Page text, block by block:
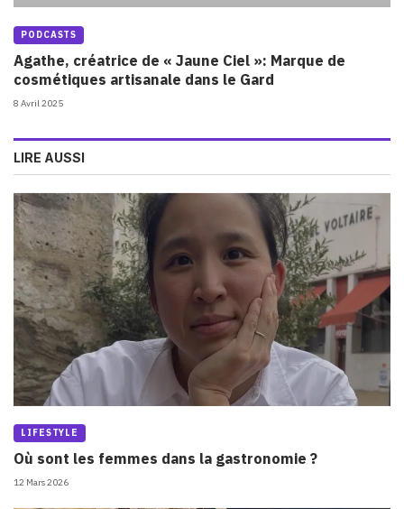
PODCASTS
Agathe, créatrice de « Jaune Ciel »: Marque de
cosmétiques artisanale dans le Gard
8 Avril 2025
LIRE AUSSI
LIFESTYLE
Où sont les femmes dans la gastronomie ?
12 Mars 2026